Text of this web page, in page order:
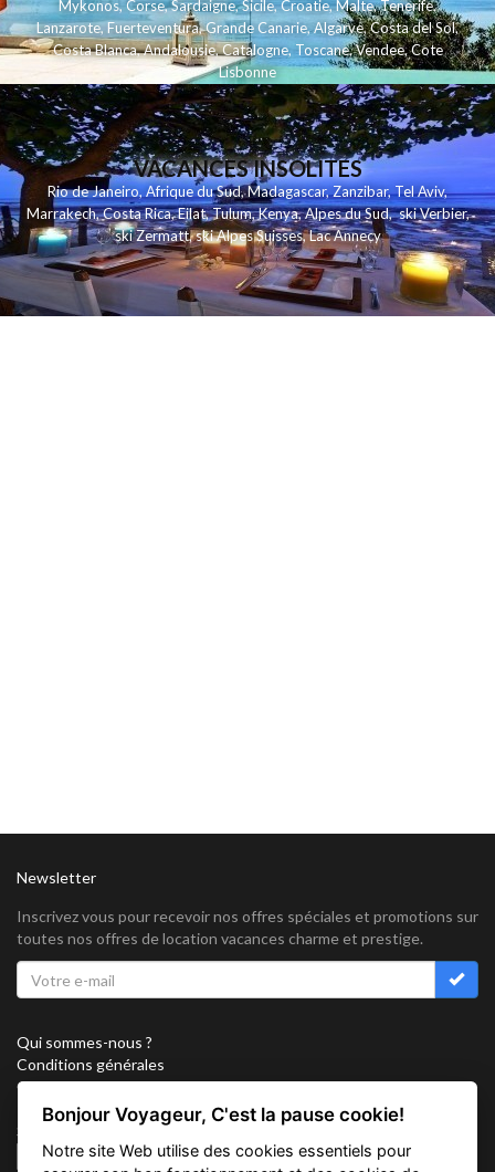
Mykonos,Corse,Sardaigne,Sicile,Croatie,Malte,Tenerife,
Lanzarote,Fuerteventura,Grande Canarie,Algarve,Costa del Sol,
Costa Blanca,Andalousie,Catalogne,Toscane,Vendee,Cote
Lisbonne
VACANCES INSOLITES
Rio de Janeiro,Afrique du Sud,Madagascar,Zanzibar,Tel Aviv,
Marrakech,Costa Rica,Eilat,Tulum,Kenya,Alpes du Sud,ski Verbier,
ski Zermatt,ski Alpes Suisses,Lac Annecy
Newsletter
Inscrivez vous pour recevoir nos offres spéciales et promotions sur
toutes nos offres de location vacances charme et prestige.
Qui sommes-nous ?
Conditions générales
Confidentialité
Partenariat
Sitemap
Cookies
Bonjour Voyageur, C'est la pause cookie!
Notre site Web utilise des cookies essentiels pour